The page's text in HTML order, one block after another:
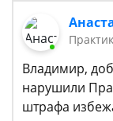
Владимир,
нарушили
штрафа